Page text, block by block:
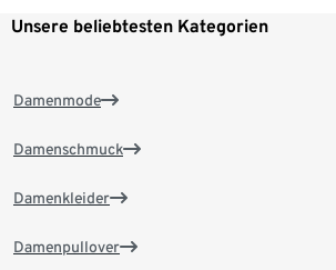
Unsere beliebtesten Kategorien
Damenmode
Damenschmuck
Damenkleider
Damenpullover